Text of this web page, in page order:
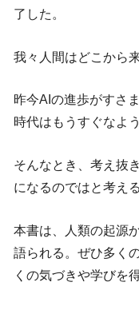
了した。
我々人間はどこから
昨今AIの進歩がすさ
時代はもうすぐなよ
そんなとき、考え抜
になるのではと考える
本書は、人類の起源
語られる。ぜひ多く
くの気づきや学びを